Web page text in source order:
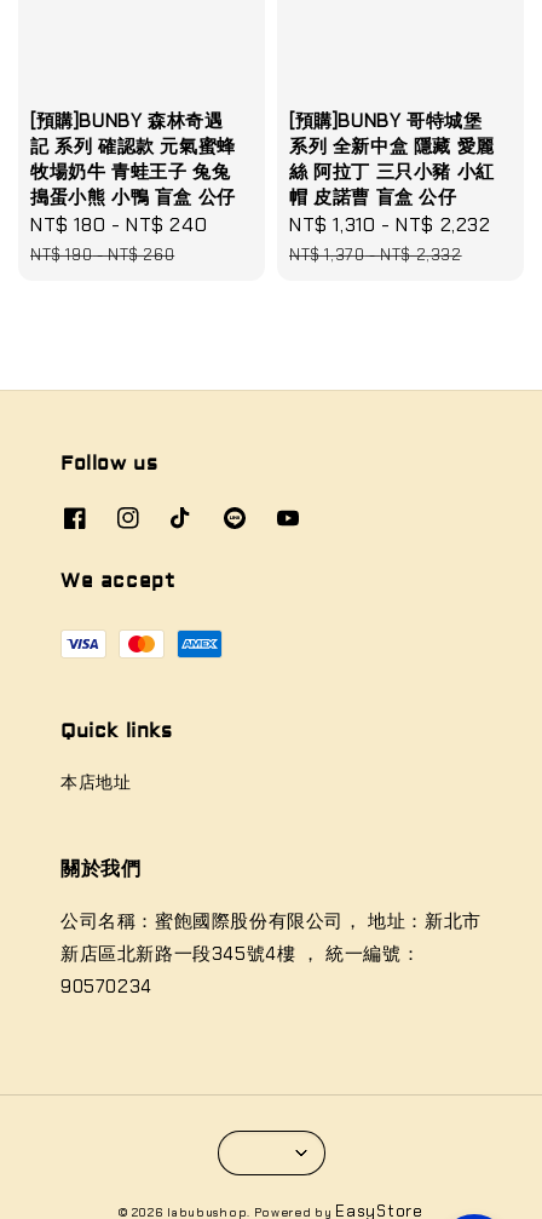
[預購]BUNBY 森林奇遇
記 系列 確認款 元氣蜜蜂
牧場奶牛 青蛙王子 兔兔
搗蛋小熊 小鴨 盲盒 公仔
Sale
price
NT$ 180 -NT$ 240
NT$ 190-NT$ 260
[預購]BUNBY 哥特城堡
系列 全新中盒 隱藏 愛麗
絲 阿拉丁 三只小豬 小紅
帽 皮諾曹 盲盒 公仔
Sale
price
NT$ 1,310 -NT$ 2,232
NT$ 1,370-NT$ 2,332
Follow us
We accept
Quick links
本店地址
關於我們
公司名稱：蜜飽國際股份有限公司， 地址：新北市
新店區北新路一段345號4樓 ， 統一編號：
90570234
© 2026 labubushop. Powered by EasyStore